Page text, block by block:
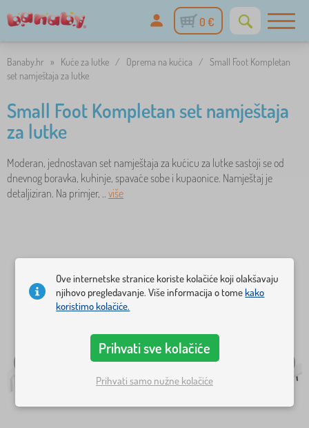
0 €
Banaby.hr » Kuće za lutke / Oprema na kućica / Small Foot Kompletan
set namještaja za lutke
Small Foot Kompletan set namještaja
za lutke
Moderan, jednostavan set namještaja za kućicu za lutke sastoji se od
dnevnog boravka, kuhinje, spavaće sobe i kupaonice. Namještaj je
detaljiziran. Na primjer, .. više
Ove internetske stranice koriste kolačiće koji olakšavaju
njihovo pregledavanje. Više informacija o tomekako
koristimo kolačiće.
Prihvati sve kolačiće
Prihvati samo nužne kolačiće